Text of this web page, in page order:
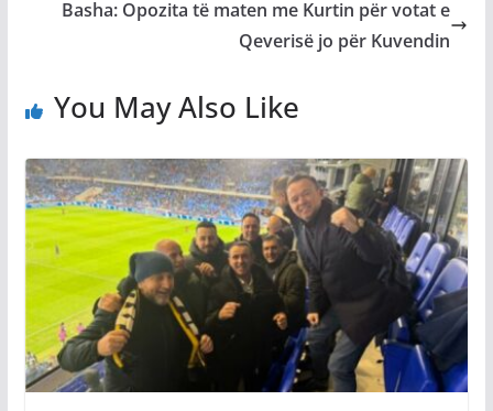
Basha: Opozita të maten me Kurtin për votat e
Qeverisë jo për Kuvendin
You May Also Like